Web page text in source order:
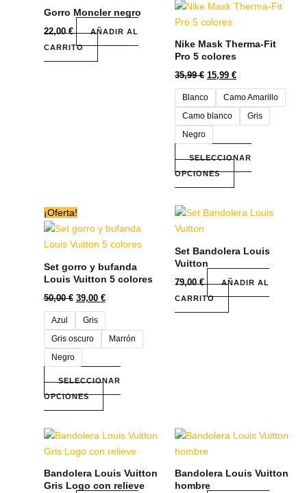
Gorro Moncler negro
22,00€
AÑADIR AL
CARRITO
Nike Mask Therma-Fit
Pro 5 colores
35,99€
original
era:
15,99 €
actual
Blanco
Camo Amarillo
Camo blanco
Gris
Negro
SELECCIONAR
OPCIONES
producto
variantes.
Las
se
pueden
en
la
producto
¡Oferta!
Set gorro y bufanda
Louis Vuitton 5 colores
50,00€
El
precio
original
era:
39,00 €
actual
es:
Azul
Gris
Gris oscuro
Marrón
Negro
SELECCIONAR
OPCIONES
producto
tiene
variantes.
pueden
en
la
producto
Set Bandolera Louis
Vuitton
79,00€
AÑADIR AL
CARRITO
Bandolera Louis Vuitton
Gris Logo con relieve
Bandolera Louis Vuitton
hombre